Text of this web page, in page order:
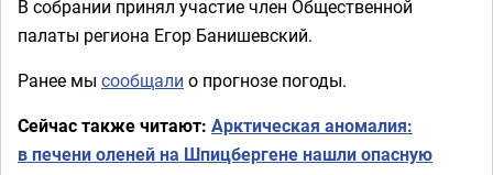
В собрании принял участие член Общественной
палаты региона Егор Банишевский.
Ранее мы сообщали о прогнозе погоды.
Сейчас также читают: Арктическая аномалия:
в печени оленей на Шпицбергене нашли опасную